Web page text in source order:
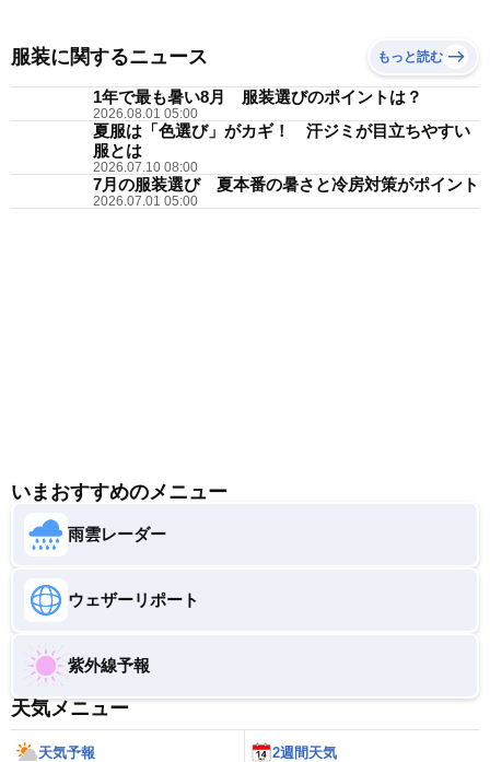
服装に関するニュース もっと読む
1年で最も暑い8月 服装選びのポイントは？
2026.08.01 05:00
夏服は「色選び」がカギ！ 汗ジミが目立ちやすい
服とは
2026.07.10 08:00
7月の服装選び 夏本番の暑さと冷房対策がポイント
2026.07.01 05:00
いまおすすめのメニュー
雨雲レーダー
ウェザーリポート
紫外線予報
天気メニュー
天気予報 2週間天気